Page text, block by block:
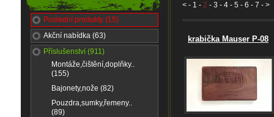
Poslední produkty (15)
Akční nabídka (63)
Příslušenství (911)
Montáže,čištění,doplňky..
(155)
Bajonety,nože (82)
Pouzdra,sumky,řemeny..
(89)
< - 1 - 2 - 3 - 4 - 5 - 6 - 7 - >
krabička Mauser P-08